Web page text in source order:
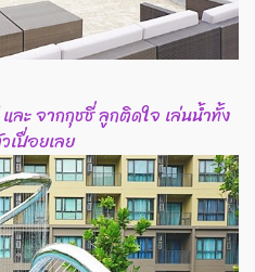
ะ จากกุชชี่ ลูกติดใจ เล่นน้ำทั้ง
เปื่อยเลย